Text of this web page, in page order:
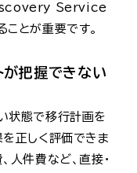
Service
とが重要です。
が把握できない
状態で移行計画を
正しく評価できま
人件費など、直接・